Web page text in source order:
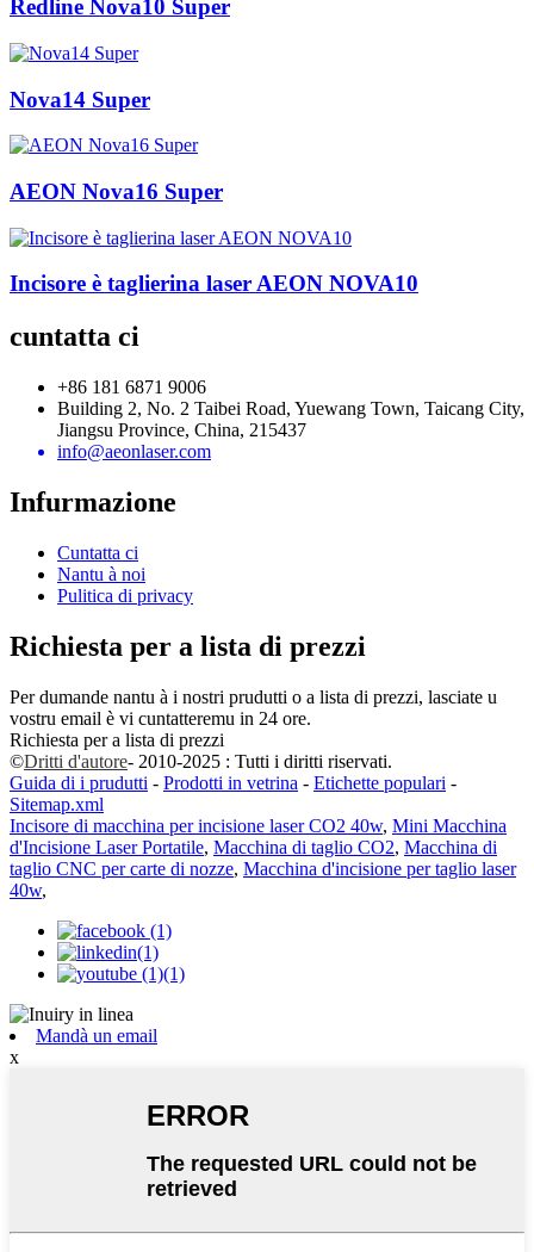
Redline Nova10 Super
Nova14 Super
AEON Nova16 Super
Incisore è taglierina laser AEON NOVA10
cuntatta ci
+86 181 6871 9006
Building 2, No. 2 Taibei Road, Yuewang Town, Taicang City,
Jiangsu Province, China, 215437
info@aeonlaser.com
Infurmazione
Cuntatta ci
Nantu à noi
Pulitica di privacy
Richiesta per a lista di prezzi
Per dumande nantu à i nostri prudutti o a lista di prezzi, lasciate u
vostru email è vi cuntatteremu in 24 ore.
Richiesta per a lista di prezzi
©Dritti d'autore- 2010-2025 : Tutti i diritti riservati.
Guida di i prudutti - Prodotti in vetrina - Etichette populari -
Sitemap.xml
Incisore di macchina per incisione laser CO2 40w, Mini Macchina
d'Incisione Laser Portatile, Macchina di taglio CO2, Macchina di
taglio CNC per carte di nozze, Macchina d'incisione per taglio laser
40w,
Mandà un email
x